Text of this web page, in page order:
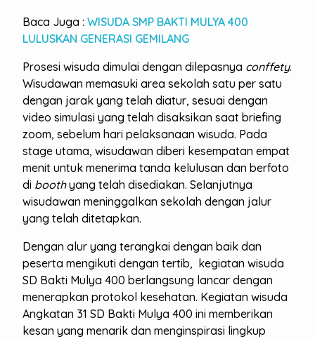
Baca Juga :WISUDA SMP BAKTI MULYA 400
LULUSKAN GENERASI GEMILANG
Prosesi wisuda dimulai dengan dilepasnya conffety.
Wisudawan memasuki area sekolah satu per satu
dengan jarak yang telah diatur, sesuai dengan
video simulasi yang telah disaksikan saat briefing
zoom, sebelum hari pelaksanaan wisuda. Pada
stage utama, wisudawan diberi kesempatan empat
menit untuk menerima tanda kelulusan dan berfoto
di boothyang telah disediakan. Selanjutnya
wisudawan meninggalkan sekolah dengan jalur
yang telah ditetapkan.
Dengan alur yang terangkai dengan baik dan
peserta mengikuti dengan tertib, kegiatan wisuda
SD Bakti Mulya 400 berlangsung lancar dengan
menerapkan protokol kesehatan. Kegiatan wisuda
Angkatan 31 SD Bakti Mulya 400 ini memberikan
kesan yang menarik dan menginspirasi lingkup